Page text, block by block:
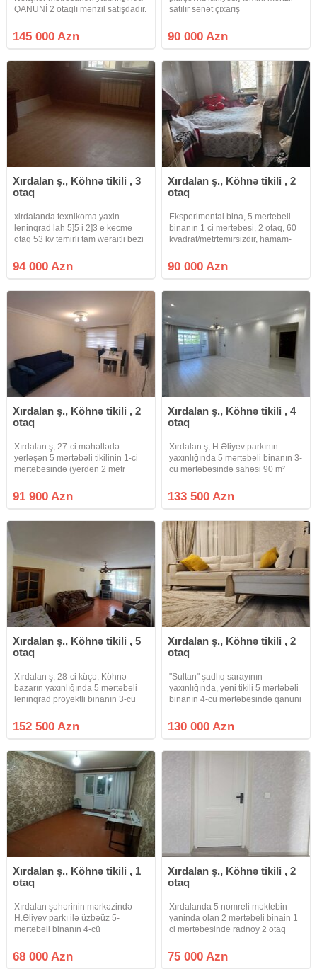
QANUNİ 2 otaqlı mənzil satışdadır.
blokdur.Hər iki tərəfə balkonu var.
Mənzil 5 mərtəbəli binanın 4-cü
145 000 Azn
satılır sənət çıxarış
90 000 Azn
Xırdalan ş., Köhnə tikili , 3
otaq
xirdalanda texnikoma yaxin
leninqrad lah 5]5 i 2]3 e kecme
otaq 53 kv temirli tam weraitli bezi
94 000 Azn
Xırdalan ş., Köhnə tikili , 2
otaq
Eksperimental bina, 5 mertebeli
binanın 1 ci mertebesi, 2 otaq, 60
kvadrat/metrtemirsizdir, hamam-
var kupça var, su qaz işiq daimi
90 000 Azn
Xırdalan ş., Köhnə tikili , 2
otaq
Xırdalan ş, 27-ci məhəllədə
yerləşən 5 mərtəbəli tikilinin 1-ci
mərtəbəsində (yerdən 2 metr
qanuni 2 otaqlı əla təmirli mənzil
satılır. Mənzil şəxsi yaşayış üçün
91 900 Azn
Xırdalan ş., Köhnə tikili , 4
otaq
Xırdalan ş, H.Əliyev parkının
yaxınlığında 5 mərtəbəli binanın 3-
cü mərtəbəsində sahəsi 90 m²
satılır. Mənzil şəxsi yaşayış üçün
yüksək keyfiyyətli materiallarla
133 500 Azn
Xırdalan ş., Köhnə tikili , 5
otaq
Xırdalan ş, 28-ci küçə, Köhnə
bazarın yaxınlığında 5 mərtəbəli
leninqrad proyektli binanın 3-cü
sahəsi 120 m² olan mənzil satılır.
Mənzil skvaznoydur. Hər iki tərəfə
152 500 Azn
Xırdalan ş., Köhnə tikili , 2
otaq
"Sultan" şadlıq sarayının
yaxınlığında, yeni tikili 5 mərtəbəli
binanın 4-cü mərtəbəsində qanuni
sahəsi 65 kv.m olan mənzil tam
təmirlidir. Mənzilin sənədi
130 000 Azn
Xırdalan ş., Köhnə tikili , 1
otaq
Xırdalan şəhərinin mərkəzində
H.Əliyev parkı ilə üzbəüz 5-
mərtəbəli binanın 4-cü
kupçalı mənzil satılır . Qaz , su, işıq
, telefon xətti var. Avtobuslar
68 000 Azn
Xırdalan ş., Köhnə tikili , 2
otaq
Xırdalanda 5 nomreli məktebin
yaninda olan 2 mərtəbeli binain 1
ci mərtəbesinde radnoy 2 otaq
daimdiir sənət kupca şəkillər yaxşi
cəkilməyib ev geniş evdir qiymət
75 000 Azn